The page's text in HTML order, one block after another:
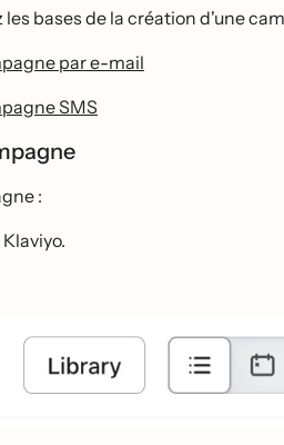
bases de la création d'une
par e-mail
SMS
: